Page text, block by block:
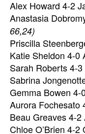
Alex Howard 4-2
Anastasia
66,24)
Priscilla
Katie Sheldon 4-0
Sarah Roberts 4-
Sabrina
Gemma Bowen 4-
Aurora Fochesato
Beau Greaves 4-
Chloe O’Brien 4-2